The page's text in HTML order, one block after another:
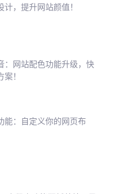
计，提升网站颜值！
：网站配色功能升级，快
！
能：自定义你的网页布